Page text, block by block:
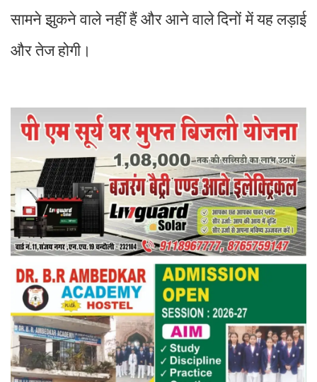
सामने झुकने वाले नहीं हैं और आने वाले दिनों में यह लड़ाई
और तेज होगी।